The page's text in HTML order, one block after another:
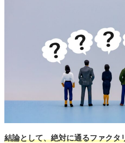
結論として、絶対に通るファクタ